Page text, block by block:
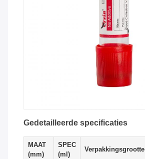
Gedetailleerde specificaties
MAAT
(mm)
SPEC
(ml)
Verpakkingsgrootte